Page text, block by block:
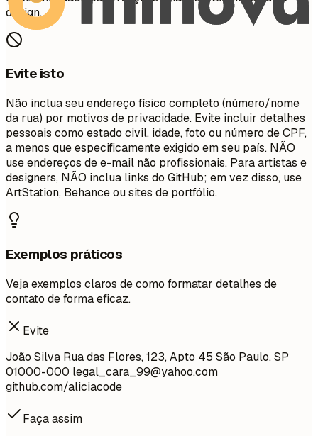
design.
Evite isto
Não inclua seu endereço físico completo (número/nome
da rua) por motivos de privacidade. Evite incluir detalhes
pessoais como estado civil, idade, foto ou número de CPF,
a menos que especificamente exigido em seu país. NÃO
use endereços de e-mail não profissionais. Para artistas e
designers, NÃO inclua links do GitHub; em vez disso, use
ArtStation, Behance ou sites de portfólio.
Exemplos práticos
Veja exemplos claros de como formatar detalhes de
contato de forma eficaz.
Evite
João Silva Rua das Flores, 123, Apto 45 São Paulo, SP
01000-000 legal_cara_99@yahoo.com
github.com/aliciacode
Faça assim